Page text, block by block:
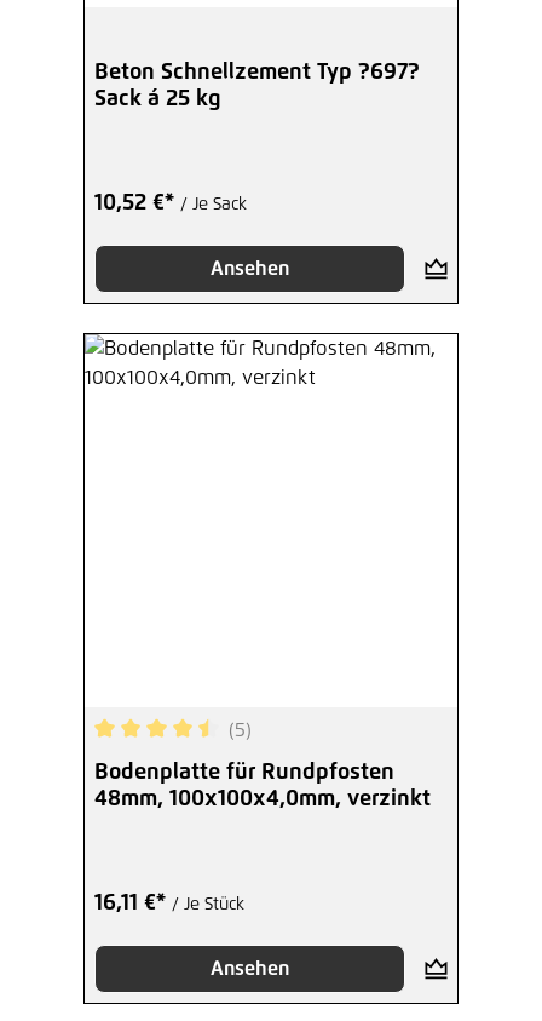
Beton Schnellzement Typ ?697?
Sack á 25 kg
10,52 €* / Je Sack
Ansehen
Durchschnittliche Bewertung von 4.4 von 5
(5)
Bodenplatte für Rundpfosten
48mm, 100x100x4,0mm, verzinkt
16,11 €* / Je Stück
Ansehen